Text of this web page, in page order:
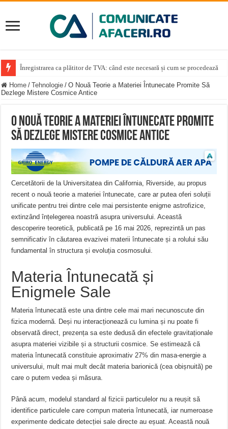
Înregistrarea ca plătitor de TVA: când este necesară și cum se procedează
Home / Tehnologie / O Nouă Teorie a Materiei Întunecate Promite Să
Dezlege Mistere Cosmice Antice
O Nouă Teorie a Materiei Întunecate Promite
Să Dezlege Mistere Cosmice Antice
Cercetătorii de la Universitatea din California, Riverside, au propus
recent o nouă teorie a materiei întunecate, care ar putea oferi soluții
unificate pentru trei dintre cele mai persistente enigme astrofizice,
extinzând înțelegerea noastră asupra universului. Această
descoperire teoretică, publicată pe 16 mai 2026, reprezintă un pas
semnificativ în căutarea evazivei materii întunecate și a rolului său
fundamental în structura și evoluția cosmosului.
Materia Întunecată și
Enigmele Sale
Materia întunecată este una dintre cele mai mari necunoscute din
fizica modernă. Deși nu interacționează cu lumina și nu poate fi
observată direct, prezența sa este dedusă din efectele gravitaționale
asupra materiei vizibile și a structurii cosmice. Se estimează că
materia întunecată constituie aproximativ 27% din masa-energie a
universului, mult mai mult decât materia barionică (cea obișnuită) pe
care o putem vedea și măsura.
Până acum, modelul standard al fizicii particulelor nu a reușit să
identifice particulele care compun materia întunecată, iar numeroase
experimente dedicate detecției sale directe au eșuat. Această nouă